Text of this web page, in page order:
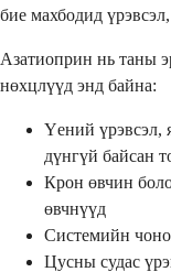
бие махбодид
Азатиоприн нь таны
нөхцлүүд энд байна:
Үений үрэвсэл,
дүнгүй байсан
Крон өвчин
өвчнүүд
Системийн
Цусны судас